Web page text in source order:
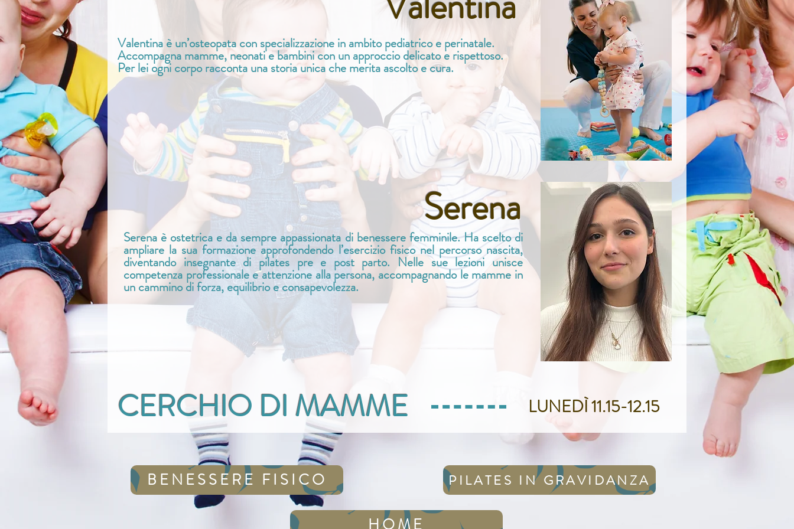
Valentina è un’osteopata con specializzazione in ambito pediatrico e perinatale.
Accompagna mamme, neonati e bambini con un approccio delicato e rispettoso.
Per lei ogni corpo racconta una storia unica che merita ascolto e cura.
Serena
Serena è ostetrica e da sempre appassionata di benessere femminile. Ha scelto di
ampliare la sua formazione approfondendo l’esercizio fisico nel percorso nascita,
diventando insegnante di pilates pre e post parto. Nelle sue lezioni unisce
competenza professionale e attenzione alla persona, accompagnando le mamme in
un cammino di forza, equilibrio e consapevolezza.
CERCHIO DI MAMME LUNEDÌ 11.15-12.15
BENESSERE FISICO PILATES IN GRAVIDANZA